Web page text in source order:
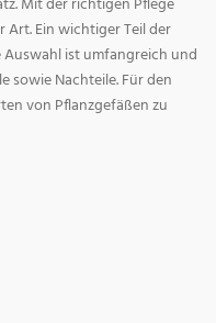
Mit der richtigen Pflege
Art. Ein wichtiger Teil der
Auswahl ist umfangreich und
sowie Nachteile. Für den
von Pflanzgefäßen zu